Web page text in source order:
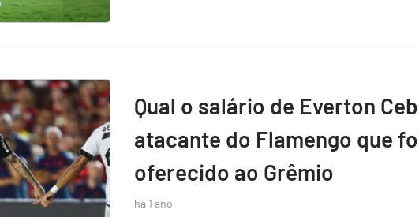
Qual o salário de Everton
atacante do Flamengo que
oferecido ao Grêmio
há 1 ano